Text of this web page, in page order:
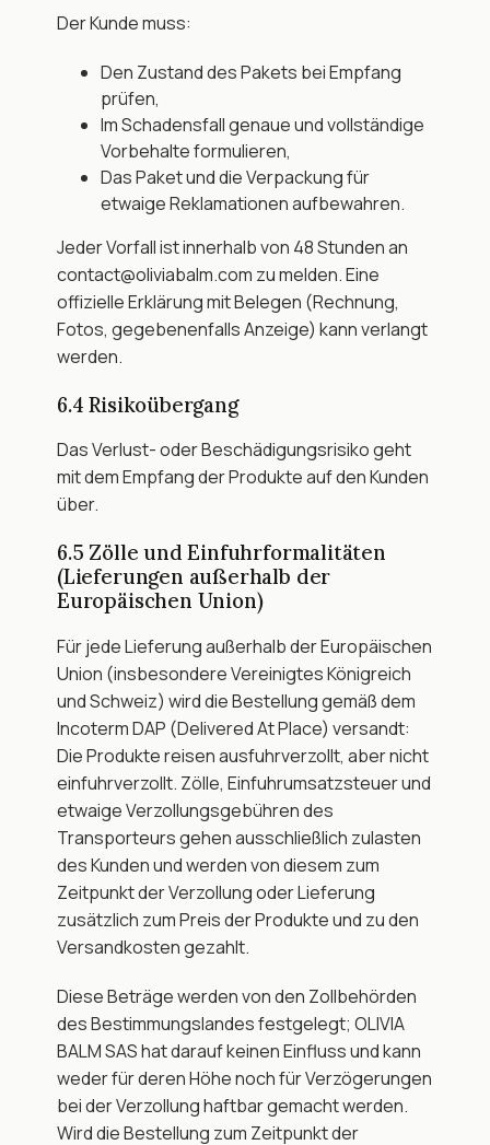
Der Kunde muss:
Den Zustand des Pakets bei Empfang
prüfen,
Im Schadensfall genaue und vollständige
Vorbehalte formulieren,
Das Paket und die Verpackung für
etwaige Reklamationen aufbewahren.
Jeder Vorfall ist innerhalb von 48 Stunden an
contact@oliviabalm.com zu melden. Eine
offizielle Erklärung mit Belegen (Rechnung,
Fotos, gegebenenfalls Anzeige) kann verlangt
werden.
6.4 Risikoübergang
Das Verlust- oder Beschädigungsrisiko geht
mit dem Empfang der Produkte auf den Kunden
über.
6.5 Zölle und Einfuhrformalitäten
(Lieferungen außerhalb der
Europäischen Union)
Für jede Lieferung außerhalb der Europäischen
Union (insbesondere Vereinigtes Königreich
und Schweiz) wird die Bestellung gemäß dem
Incoterm DAP (Delivered At Place) versandt:
Die Produkte reisen ausfuhrverzollt, aber nicht
einfuhrverzollt. Zölle, Einfuhrumsatzsteuer und
etwaige Verzollungsgebühren des
Transporteurs gehen ausschließlich zulasten
des Kunden und werden von diesem zum
Zeitpunkt der Verzollung oder Lieferung
zusätzlich zum Preis der Produkte und zu den
Versandkosten gezahlt.
Diese Beträge werden von den Zollbehörden
des Bestimmungslandes festgelegt; OLIVIA
BALM SAS hat darauf keinen Einfluss und kann
weder für deren Höhe noch für Verzögerungen
bei der Verzollung haftbar gemacht werden.
Wird die Bestellung zum Zeitpunkt der